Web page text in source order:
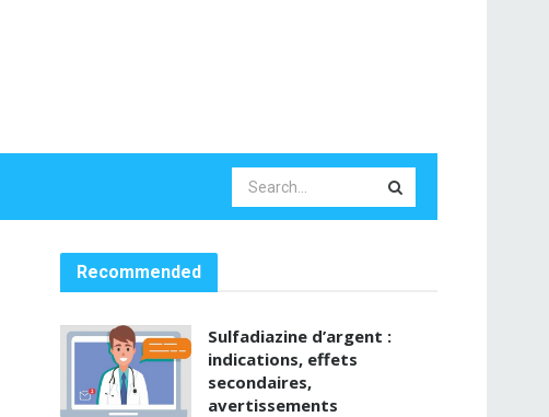
Recommended
Sulfadiazine d’argent :
indications, effets
secondaires,
avertissements